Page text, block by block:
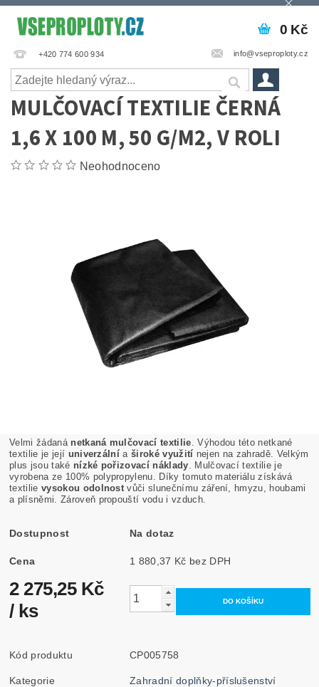
+420 774 600 934 info@vseproploty.cz
0 Kč
MULČOVACÍ TEXTILIE ČERNÁ
1,6 X 100 M, 50 G/M2, V ROLI
Neohodnoceno
Velmi žádaná netkaná mulčovací textilie . Výhodou této netkané
textilie je její univerzální aširoké využití nejen na zahradě. Velkým
plus jsou také nízké pořizovací náklady . Mulčovací textilie je
vyrobena ze 100% polypropylenu. Díky tomuto materiálu získává
textilie vysokou odolnost vůči slunečnímu záření, hmyzu, houbami
a plísněmi. Zároveň propouští vodu i vzduch.
Dostupnost Na dotaz
Cena 1 880,37 Kč bez DPH
2 275,25 Kč
/ ks
Kód produktu CP005758
Kategorie Zahradní doplňky-příslušenství